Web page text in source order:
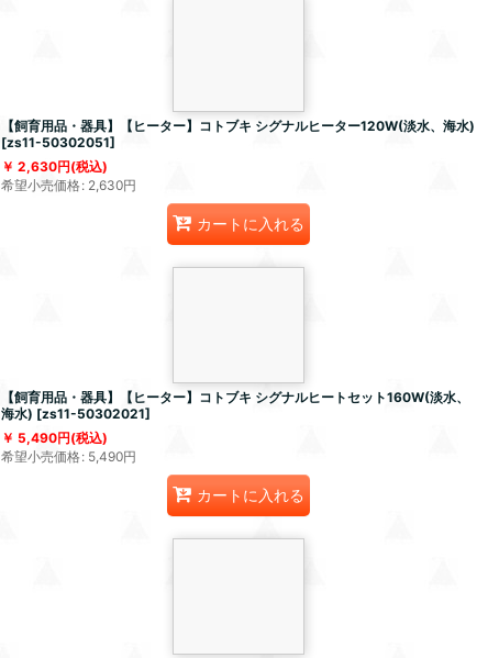
【飼育用品・器具】【ヒーター】コトブキ シグナルヒーター120W(淡水、海水)
[zs11-50302051]
2,630円(税込)
希望小売価格: 2,630円
カートに入れる
【飼育用品・器具】【ヒーター】コトブキ シグナルヒートセット160W(淡水、
海水) [zs11-50302021]
5,490円(税込)
希望小売価格: 5,490円
カートに入れる